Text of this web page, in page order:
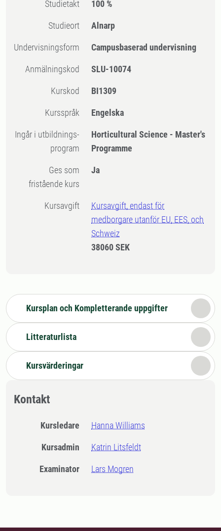
Studietakt 100 %
Studieort Alnarp
Undervisningsform Campusbaserad undervisning
Anmälningskod SLU-10074
Kurskod BI1309
Kursspråk Engelska
Ingår i utbildnings-
program
Horticultural Science - Master's
Programme
Ges som
fristående kurs
Ja
Kursavgift
Kursavgift, endast för
medborgare utanför EU, EES, och
Schweiz
38060 SEK
Kursplan och Kompletterande uppgifter
Litteraturlista
Kursvärderingar
Kontakt
Kursledare Hanna Williams
Kursadmin Katrin Litsfeldt
Examinator Lars Mogren